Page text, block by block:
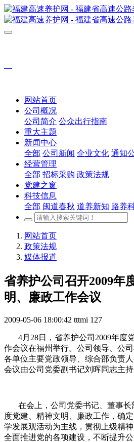
网站首页
公司概况
公司简介 公众出行指南
重大主题
新闻中心
全部 公司新闻 企业文化 通知
经营管理
全部 招标采购 政策法规
党建之窗
科技信息
全部 闽道春秋 道养新知 路养
网站首页
政策法规
媒体报道
省养护公司召开2009年
明、廉政工作会议
2009-05-06 18:00:42 tttmi 127
4月28日，省养护公司2009年度
作会议在福州举行。公司领导、公
各单位主要党政领导、综合部负责人
会议由公司党委副书记刘晖同志主持
在会上，公司党委书记、董事长
度党建、精神文明、廉政工作，确
学发展观活动为主线，贯彻上级精
全面推进党的各项建设，不断提升